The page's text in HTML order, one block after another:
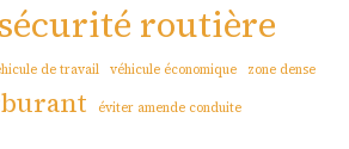
sécurité routière
de travail véhicule économique zone dense
éviter amende conduite